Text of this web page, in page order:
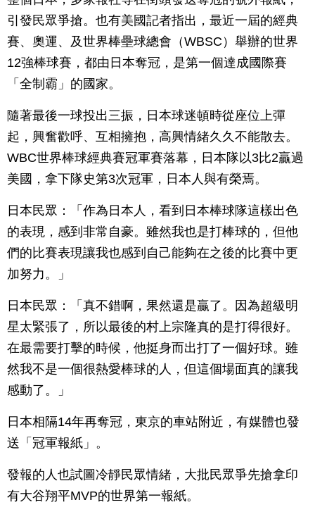
引發民眾爭搶。也有美國記者指出，最近一屆的經典
賽、奧運、及世界棒壘球總會（WBSC）舉辦的世界
12強棒球賽，都由日本奪冠，是第一個達成國際賽
「全制霸」的國家。
隨著最後一球投出三振，日本球迷頓時從座位上彈
起，興奮歡呼、互相擁抱，高興情緒久久不能散去。
WBC世界棒球經典賽冠軍賽落幕，日本隊以3比2贏過
美國，拿下隊史第3次冠軍，日本人與有榮焉。
日本民眾：「作為日本人，看到日本棒球隊這樣出色
的表現，感到非常自豪。雖然我也是打棒球的，但他
們的比賽表現讓我也感到自己能夠在之後的比賽中更
加努力。」
日本民眾：「真不錯啊，果然還是贏了。因為超級明
星太緊張了，所以最後的村上宗隆真的是打得很好。
在最需要打擊的時候，他挺身而出打了一個好球。雖
然我不是一個很熱愛棒球的人，但這個場面真的讓我
感動了。」
日本相隔14年再奪冠，東京的車站附近，有媒體也發
送「冠軍報紙」。
發報的人也試圖冷靜民眾情緒，大批民眾爭先搶拿印
有大谷翔平MVP的世界第一報紙。